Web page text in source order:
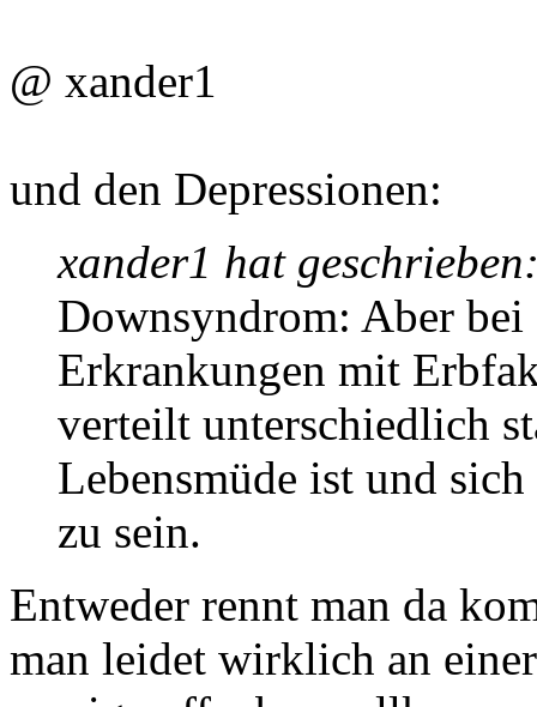
@ xander1
und den Depressionen:
xander1 hat
Downsyndrom: Aber bei
Erkrankungen mit
verteilt unterschiedlich
Lebensmüde ist und
zu sein.
Entweder rennt man da
man leidet wirklich an